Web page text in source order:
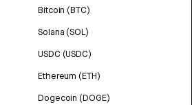
Bitcoin (BTC)
Solana (SOL)
USDC (USDC)
Ethereum (ETH)
Dogecoin (DOGE)